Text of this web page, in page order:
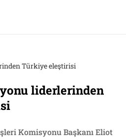
Türkiye eleştirisi
liderlerinden
Komisyonu Başkanı Eliot